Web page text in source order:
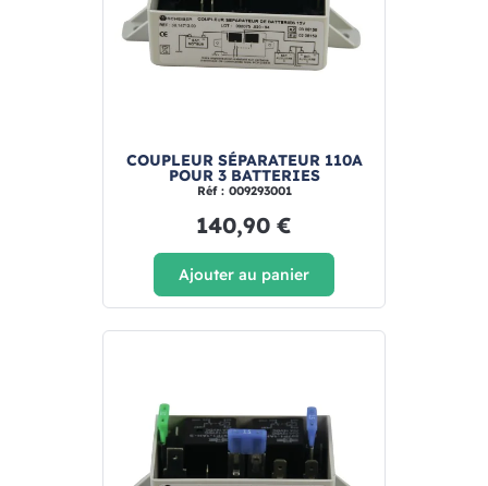
COUPLEUR SÉPARATEUR 110A
POUR 3 BATTERIES
Réf : 009293001
140,90 €
Ajouter au panier